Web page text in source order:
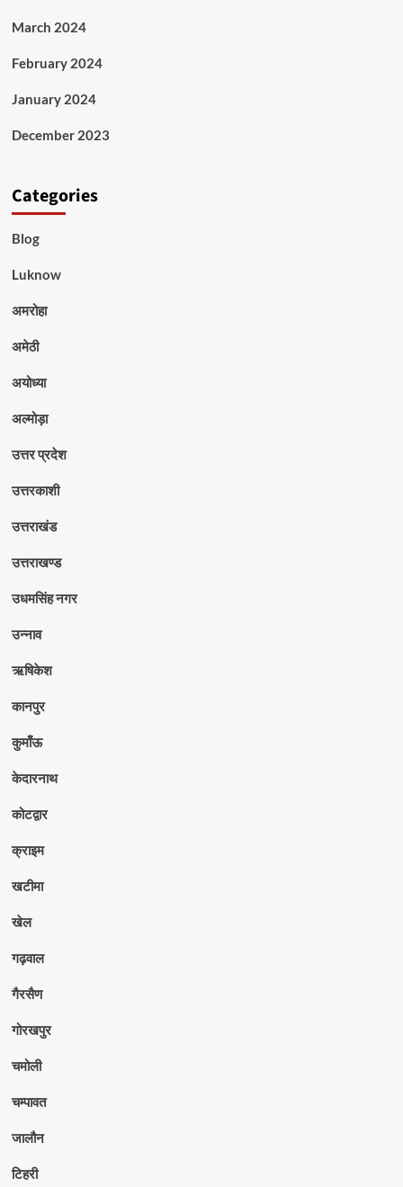
March 2024
February 2024
January 2024
December 2023
Categories
Blog
Luknow
अमरोहा
अमेठी
अयोध्या
अल्मोड़ा
उत्तर प्रदेश
उत्तरकाशी
उत्तराखंड
उत्तराखण्ड
उधमसिंह नगर
उन्नाव
ऋषिकेश
कानपुर
कुमाँऊ
केदारनाथ
कोटद्वार
क्राइम
खटीमा
खेल
गढ़वाल
गैरसैण
गोरखपुर
चमोली
चम्पावत
जालौन
टिहरी